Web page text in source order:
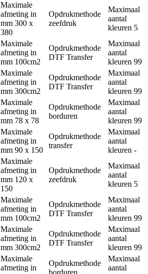
Maximale
afmeting in
mm 300 x
380
Opdrukmethode
zeefdruk
Maximaal
aantal
kleuren 5
Maximale
afmeting in
mm 100cm2
Opdrukmethode
DTF Transfer
Maximaal
aantal
kleuren 99
Maximale
afmeting in
mm 300cm2
Opdrukmethode
DTF Transfer
Maximaal
aantal
kleuren 99
Maximale
afmeting in
mm 78 x 78
Opdrukmethode
borduren
Maximaal
aantal
kleuren 99
Maximale
afmeting in
mm 90 x 150
Opdrukmethode
transfer
Maximaal
aantal
kleuren -
Maximale
afmeting in
mm 120 x
150
Opdrukmethode
zeefdruk
Maximaal
aantal
kleuren 5
Maximale
afmeting in
mm 100cm2
Opdrukmethode
DTF Transfer
Maximaal
aantal
kleuren 99
Maximale
afmeting in
mm 300cm2
Opdrukmethode
DTF Transfer
Maximaal
aantal
kleuren 99
Maximale
afmeting in
Opdrukmethode
borduren
Maximaal
aantal